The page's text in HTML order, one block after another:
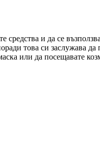
и да се
това си заслужава
или да посещавате